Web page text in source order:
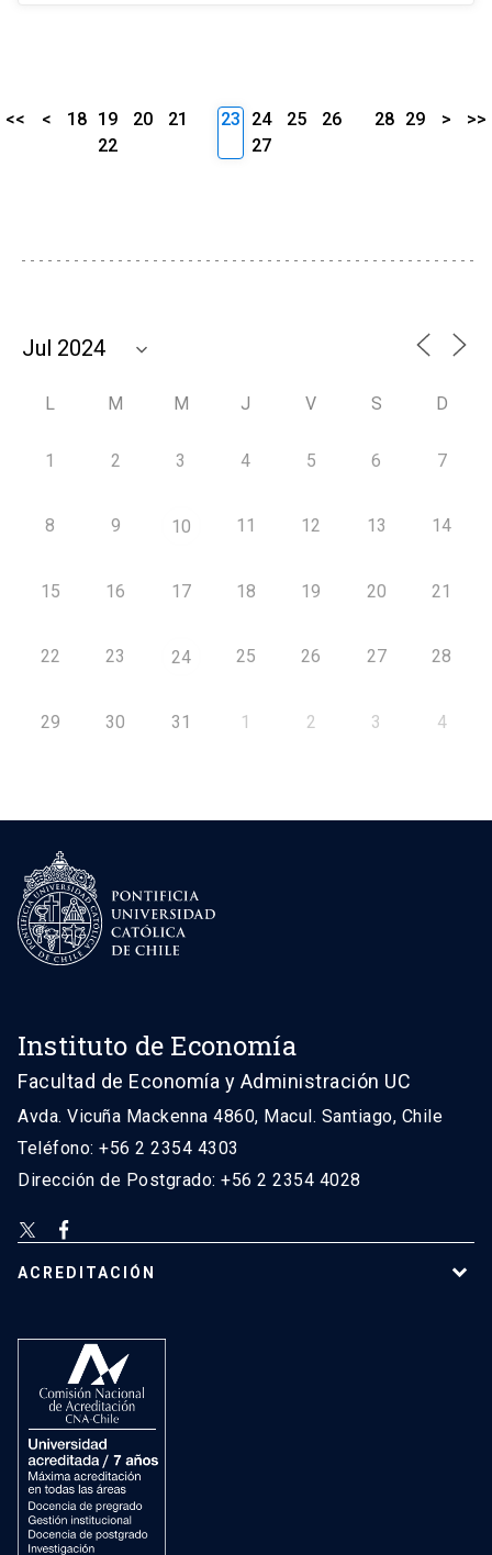
<< < 18 19 20
21
22
23 24 25
26
27
28 29 > >>
L M M J V S D
1 2 3 4 5 6 7
8 9 10 11 12 13 14
15 16 17 18 19 20 21
22 23 24 25 26 27 28
29 30 31 1 2 3 4
Instituto de Economía
Facultad de Economía y Administración UC
Avda. Vicuña Mackenna 4860, Macul. Santiago, Chile
Teléfono: +56 2 2354 4303
Dirección de Postgrado: +56 2 2354 4028
ACREDITACIÓN